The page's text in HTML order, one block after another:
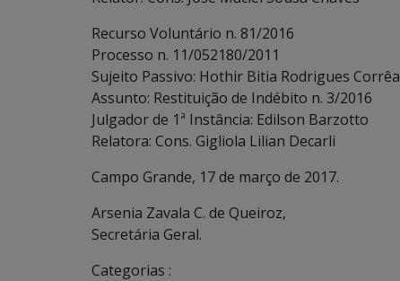
Recurso Voluntário n. 81/2016
Processo n. 11/052180/2011
Sujeito Passivo: Hothir Bitia Rodrigues Corrêa
Assunto: Restituição de Indébito n. 3/2016
Julgador de 1ª Instância: Edilson Barzotto
Relatora: Cons. Gigliola Lilian Decarli
Campo Grande, 17 de março de 2017.
Arsenia Zavala C. de Queiroz,
Secretária Geral.
Categorias :